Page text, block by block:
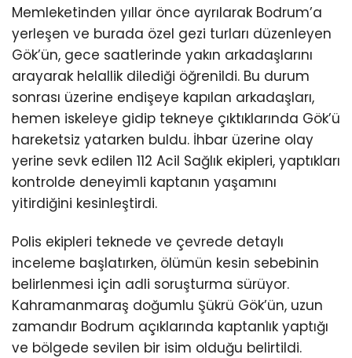
Memleketinden yıllar önce ayrılarak Bodrum’a
yerleşen ve burada özel gezi turları düzenleyen
Gök’ün, gece saatlerinde yakın arkadaşlarını
arayarak helallik dilediği öğrenildi. Bu durum
sonrası üzerine endişeye kapılan arkadaşları,
hemen iskeleye gidip tekneye çıktıklarında Gök’ü
hareketsiz yatarken buldu. İhbar üzerine olay
yerine sevk edilen 112 Acil Sağlık ekipleri, yaptıkları
kontrolde deneyimli kaptanın yaşamını
yitirdiğini kesinleştirdi.
Polis ekipleri teknede ve çevrede detaylı
inceleme başlatırken, ölümün kesin sebebinin
belirlenmesi için adli soruşturma sürüyor.
Kahramanmaraş doğumlu Şükrü Gök’ün, uzun
zamandır Bodrum açıklarında kaptanlık yaptığı
ve bölgede sevilen bir isim olduğu belirtildi.